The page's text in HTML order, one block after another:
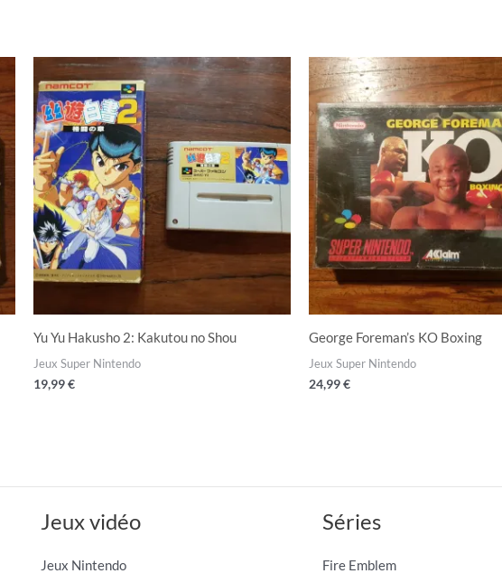
Yu Yu Hakusho 2: Kakutou no Shou
Jeux Super Nintendo
19,99€
George Foreman’s KO Boxing
Jeux Super Nintendo
24,99€
Jeux vidéo
Jeux Nintendo
Séries
Fire Emblem